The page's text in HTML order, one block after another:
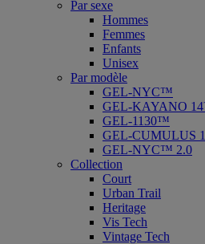
Par sexe
Hommes
Femmes
Enfants
Unisex
Par modèle
GEL-NYC™
GEL-KAYANO
GEL-1130™
GEL-CUMULUS
GEL-NYC™ 2.0
Collection
Court
Urban Trail
Heritage
Vis Tech
Vintage Tech